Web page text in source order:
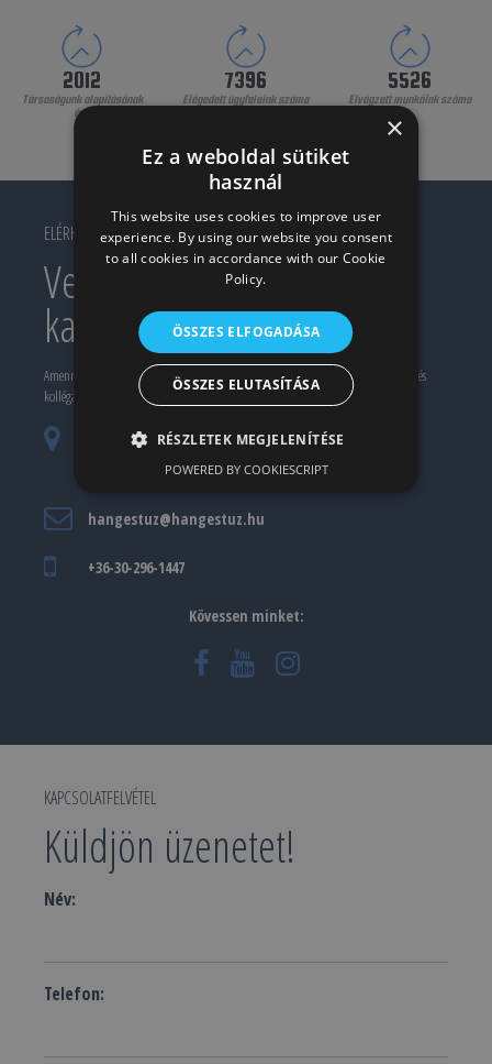
2010
Társaságunk alapításának
éve
8270
Elégedett ügyfeleink száma
6605
Elvégzett munkáink száma
ELÉRHETŐSÉG
Vegye fel velünk a
kapcsolatot!
Amennyiben érdekli valamelyik termékünk, szolgáltatásunk, keressen meg minket, és
kollégánk készségesen a segítségére lesz.
H-1081 Budapest, Fiumei út 25. (Iroda és
bemutatóterem)
hangestuz@hangestuz.hu
+36-30-296-1447
Kövessen minket:
KAPCSOLATFELVÉTEL
Küldjön üzenetet!
Név:
Telefon:
×
Ez a weboldal sütiket
használ
This website uses cookies to improve user
experience. By using our website you consent
to all cookies in accordance with our Cookie
Policy.
ÖSSZES ELFOGADÁSA
ÖSSZES ELUTASÍTÁSA
RÉSZLETEK MEGJELENÍTÉSE
POWERED BY COOKIESCRIPT